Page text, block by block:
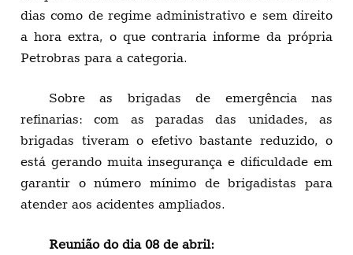
dias como de regime administrativo e sem direito
a hora extra, o que contraria informe da própria
Petrobras para a categoria.
Sobre as brigadas de emergência nas
refinarias: com as paradas das unidades, as
brigadas tiveram o efetivo bastante reduzido, o
está gerando muita insegurança e dificuldade em
garantir o número mínimo de brigadistas para
atender aos acidentes ampliados.
Reunião do dia 08 de abril: